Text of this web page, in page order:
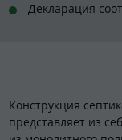
Декларация
Конструкция
представляет из